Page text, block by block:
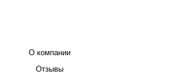
О компании
Отзывы